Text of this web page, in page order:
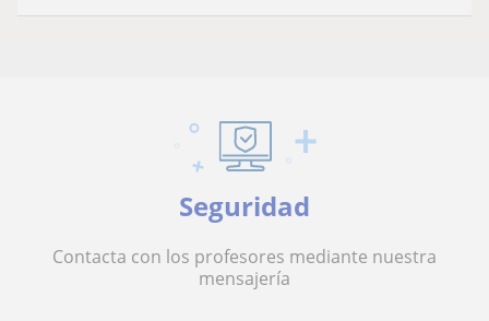
Seguridad
Contacta con los profesores mediante nuestra
mensajería